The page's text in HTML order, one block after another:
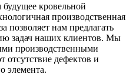
кровельной
производственная
позволяет нам предлагать
задач наших клиентов. Мы
производственными
отсутствие дефектов и
элемента.